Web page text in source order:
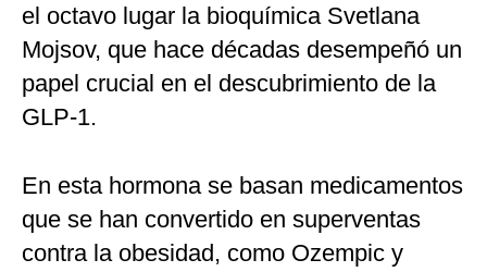
el octavo lugar la bioquímica Svetlana
Mojsov, que hace décadas desempeñó un
papel crucial en el descubrimiento de la
GLP-1.
En esta hormona se basan medicamentos
que se han convertido en superventas
contra la obesidad, como Ozempic y